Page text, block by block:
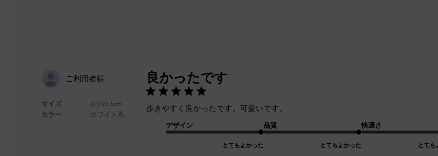
ご利用者様
サイズ
カラー
37/23.5cm
ホワイト系
良かったです
歩きやすく良かったです。可愛いです。
デザイン
とてもよかった
品質
とてもよかった
快適さ
とても